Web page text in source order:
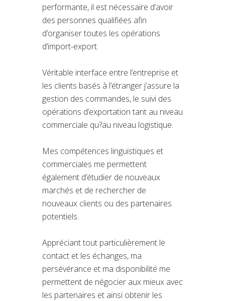
performante, il est nécessaire d’avoir
des personnes qualifiées afin
d’organiser toutes les opérations
d’import-export.
Véritable interface entre l’entreprise et
les clients basés à l’étranger j’assure la
gestion des commandes, le suivi des
opérations d’exportation tant au niveau
commerciale qu?au niveau logistique.
Mes compétences linguistiques et
commerciales me permettent
également d’étudier de nouveaux
marchés et de rechercher de
nouveaux clients ou des partenaires
potentiels.
Appréciant tout particulièrement le
contact et les échanges, ma
persévérance et ma disponibilité me
permettent de négocier aux mieux avec
les partenaires et ainsi obtenir les